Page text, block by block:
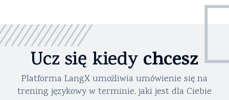
Ucz się kiedychcesz
Platforma LangX umożliwia umówienie się na
trening językowy w terminie, jaki jest dla Ciebie